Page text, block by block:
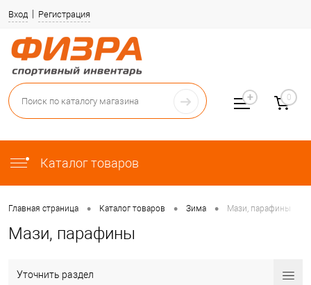
Вход Регистрация
Каталог товаров
0
Главная страница • Каталог товаров • Зима • Мази, парафины
Мази, парафины
Уточнить раздел